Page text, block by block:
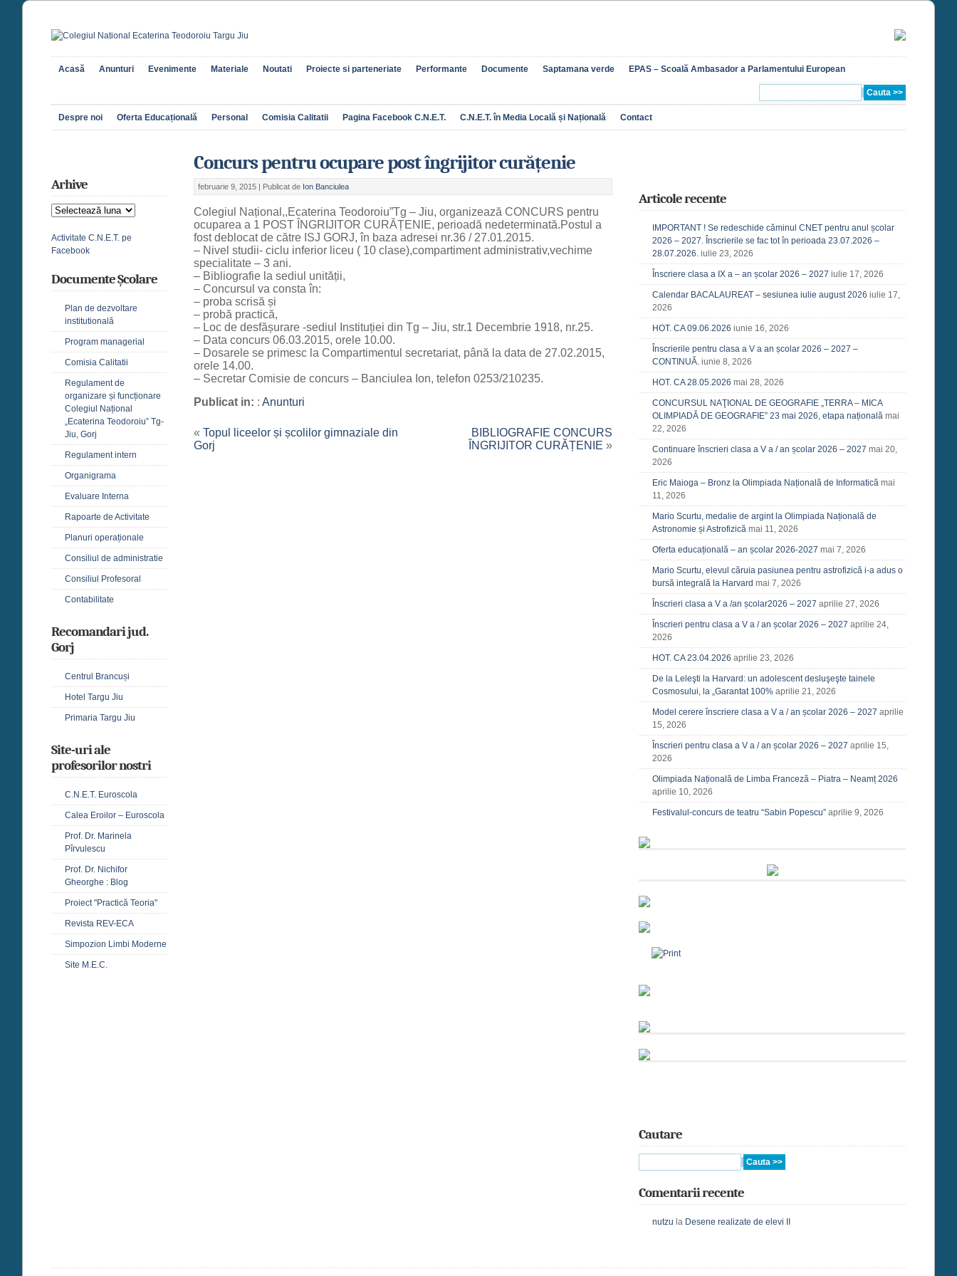
Acasă Anunturi Evenimente Materiale Noutati Proiecte si parteneriate Performante Documente Saptamana verde EPAS – Scoală Ambasador a Parlamentului European
Despre noi Oferta Educațională Personal Comisia Calitatii Pagina Facebook C.N.E.T. C.N.E.T. în Media Locală și Națională Contact
Concurs pentru ocupare post îngrijitor curățenie
februarie 9, 2015 | Publicat de Ion Banciulea
Colegiul Național,,Ecaterina Teodoroiu”Tg – Jiu, organizează CONCURS pentru
ocuparea a 1 POST ÎNGRIJITOR CURĂȚENIE, perioadă nedeterminată.Postul a
fost deblocat de către ISJ GORJ, în baza adresei nr.36 / 27.01.2015.
– Nivel studii- ciclu inferior liceu ( 10 clase),compartiment administrativ,vechime
specialitate – 3 ani.
– Bibliografie la sediul unității,
– Concursul va consta în:
– proba scrisă și
– probă practică,
– Loc de desfășurare -sediul Instituției din Tg – Jiu, str.1 Decembrie 1918, nr.25.
– Data concurs 06.03.2015, orele 10.00.
– Dosarele se primesc la Compartimentul secretariat, până la data de 27.02.2015,
orele 14.00.
– Secretar Comisie de concurs – Banciulea Ion, telefon 0253/210235.
Publicat in: :Anunturi
«Topul liceelor și școlilor gimnaziale din
Gorj
BIBLIOGRAFIE CONCURS
ÎNGRIJITOR CURĂȚENIE »
Arhive
Arhive
Activitate C.N.E.T. pe
Facebook
Documente Școlare
Plan de dezvoltare
institutională
Program managerial
Comisia Calitatii
Regulament de
organizare și funcționare
Colegiul Național
„Ecaterina Teodoroiu” Tg-
Jiu, Gorj
Regulament intern
Organigrama
Evaluare Interna
Rapoarte de Activitate
Planuri operaționale
Consiliul de administratie
Consiliul Profesoral
Contabilitate
Recomandari jud.
Gorj
Centrul Brancuși
Hotel Targu Jiu
Primaria Targu Jiu
Site-uri ale
profesorilor nostri
C.N.E.T. Euroscola
Calea Eroilor – Euroscola
Prof. Dr. Marinela
Pîrvulescu
Prof. Dr. Nichifor
Gheorghe : Blog
Proiect "Practică Teoria"
Revista REV-ECA
Simpozion Limbi Moderne
Site M.E.C.
Articole recente
IMPORTANT ! Se redeschide căminul CNET pentru anul școlar
2026 – 2027. Înscrierile se fac tot în perioada 23.07.2026 –
28.07.2026. iulie 23, 2026
Înscriere clasa a IX a – an școlar 2026 – 2027 iulie 17, 2026
Calendar BACALAUREAT – sesiunea iulie august 2026 iulie 17,
2026
HOT. CA 09.06.2026 iunie 16, 2026
Înscrierile pentru clasa a V a an școlar 2026 – 2027 –
CONTINUĂ. iunie 8, 2026
HOT. CA 28.05.2026 mai 28, 2026
CONCURSUL NAŢIONAL DE GEOGRAFIE „TERRA – MICA
OLIMPIADĂ DE GEOGRAFIE” 23 mai 2026, etapa națională mai
22, 2026
Continuare înscrieri clasa a V a / an școlar 2026 – 2027 mai 20,
2026
Eric Maioga – Bronz la Olimpiada Națională de Informatică mai
11, 2026
Mario Scurtu, medalie de argint la Olimpiada Națională de
Astronomie și Astrofizică mai 11, 2026
Oferta educațională – an școlar 2026-2027 mai 7, 2026
Mario Scurtu, elevul căruia pasiunea pentru astrofizică i-a adus o
bursă integrală la Harvard mai 7, 2026
Înscrieri clasa a V a /an școlar2026 – 2027 aprilie 27, 2026
Înscrieri pentru clasa a V a / an școlar 2026 – 2027 aprilie 24,
2026
HOT. CA 23.04.2026 aprilie 23, 2026
De la Leleşti la Harvard: un adolescent desluşeşte tainele
Cosmosului, la „Garantat 100% aprilie 21, 2026
Model cerere înscriere clasa a V a / an școlar 2026 – 2027 aprilie
15, 2026
Înscrieri pentru clasa a V a / an școlar 2026 – 2027 aprilie 15,
2026
Olimpiada Națională de Limba Franceză – Piatra – Neamț 2026
aprilie 10, 2026
Festivalul-concurs de teatru “Sabin Popescu” aprilie 9, 2026
Cautare
Comentarii recente
nutzu la Desene realizate de elevi II